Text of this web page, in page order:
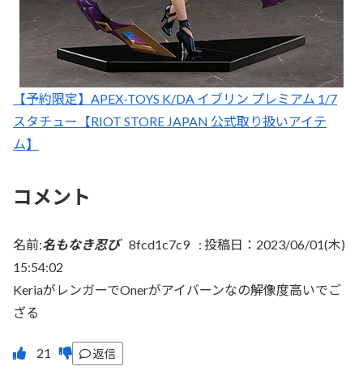
【予約限定】APEX-TOYS K/DA イブリン プレミアム 1/7
スタチュー【RIOT STORE JAPAN 公式取り扱いアイテ
ム】
コメント
名前:名もなき忍び 8fcd1c7c9 : 投稿日：2023/06/01(木)
15:54:02
KeriaがレンガーでOnerがアイバーンなの解像度高いでご
ざる
返信